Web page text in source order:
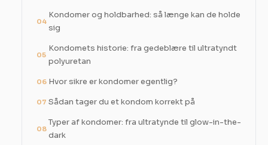
04
Kondomer og holdbarhed: så længe kan de holde
sig
05
Kondomets historie: fra gedeblære til ultratyndt
polyuretan
06 Hvor sikre er kondomer egentlig?
07 Sådan tager du et kondom korrekt på
08
Typer af kondomer: fra ultratynde til glow-in-the-
dark